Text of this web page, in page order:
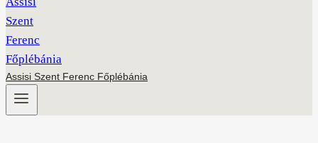
Assisi Szent Ferenc Főplébánia